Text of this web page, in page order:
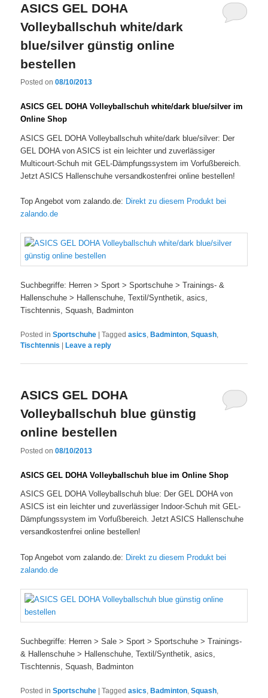
ASICS GEL DOHA
Volleyballschuh white/dark
blue/silver günstig online
bestellen
Posted on08/10/2013
ASICS GEL DOHA Volleyballschuh white/dark blue/silver im
Online Shop
ASICS GEL DOHA Volleyballschuh white/dark blue/silver: Der
GEL DOHA von ASICS ist ein leichter und zuverlässiger
Multicourt-Schuh mit GEL-Dämpfungssystem im Vorfußbereich.
Jetzt ASICS Hallenschuhe versandkostenfrei online bestellen!
Top Angebot vom zalando.de: Direkt zu diesem Produkt bei
zalando.de
Suchbegriffe: Herren > Sport > Sportschuhe > Trainings- &
Hallenschuhe > Hallenschuhe, Textil/Synthetik, asics,
Tischtennis, Squash, Badminton
Posted in Sportschuhe |Tagged asics, Badminton,Squash,
Tischtennis
Leave a reply
ASICS GEL DOHA
Volleyballschuh blue günstig
online bestellen
Posted on08/10/2013
ASICS GEL DOHA Volleyballschuh blue im Online Shop
ASICS GEL DOHA Volleyballschuh blue: Der GEL DOHA von
ASICS ist ein leichter und zuverlässiger Indoor-Schuh mit GEL-
Dämpfungssystem im Vorfußbereich. Jetzt ASICS Hallenschuhe
versandkostenfrei online bestellen!
Top Angebot vom zalando.de: Direkt zu diesem Produkt bei
zalando.de
Suchbegriffe: Herren > Sale > Sport > Sportschuhe > Trainings-
& Hallenschuhe > Hallenschuhe, Textil/Synthetik, asics,
Tischtennis, Squash, Badminton
Posted in Sportschuhe |Tagged asics, Badminton,Squash,